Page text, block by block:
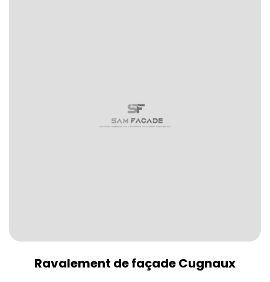
Ravalement de façade Cugnaux